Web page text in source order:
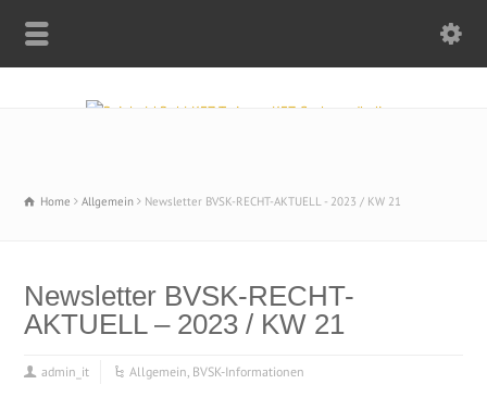
Home Allgemein Newsletter BVSK-RECHT-AKTUELL - 2023 / KW 21
Newsletter BVSK-RECHT-
AKTUELL – 2023 / KW 21
admin_it Allgemein, BVSK-Informationen